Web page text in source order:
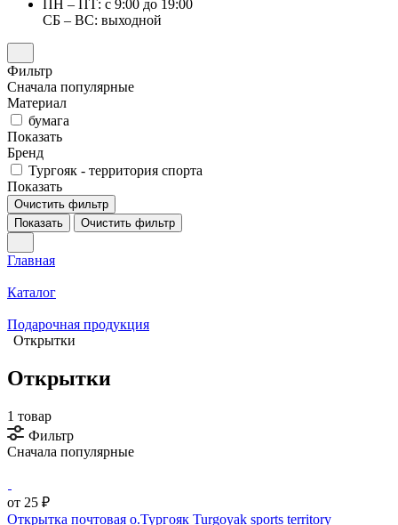
ПН – ПТ: с 9:00 до 19:00
СБ – ВС: выходной
Фильтр
Сначала популярные
Материал
бумага
Показать
Бренд
Тургояк - территория спорта
Показать
Очистить фильтр
Показать
Очистить фильтр
Главная
Каталог
Подарочная продукция
Открытки
Открытки
1 товар
Фильтр
Сначала популярные
от 25 ₽
Открытка почтовая о.Тургояк Turgoyak sports territory